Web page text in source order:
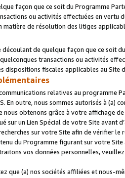
façon que ce soit du Programme
ou activités effectuées en vertu
matière de résolution des litiges
de quelque façon que ce soit
transactions ou activités
dispositions fiscales applicables au Site
relatives au programme
En outre, nous sommes autorisés à
obtenons grâce à votre affichage
sur un Lien Spécial de votre Site avant
sur votre Site afin de vérifier
du Programme figurant sur votre
vos données personnelles,
que (a) nos sociétés affiliées et nous-